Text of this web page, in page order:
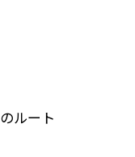
ルート